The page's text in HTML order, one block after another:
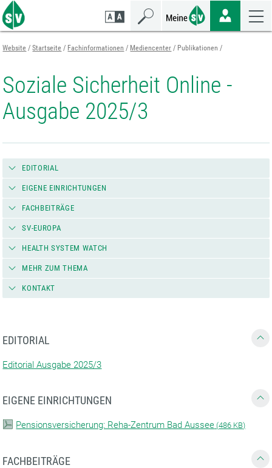
Zum
Seiteninhalt
springen
Zur
Navigation
springen
Zur
Mobilen
Navigation
springen
Website Startseite Fachinformationen Mediencenter Publikationen
Soziale Sicherheit Online -
Ausgabe 2025/3
EDITORIAL
EIGENE EINRICHTUNGEN
FACHBEITRÄGE
SV-EUROPA
HEALTH SYSTEM WATCH
MEHR ZUM THEMA
KONTAKT
EDITORIAL
Editorial Ausgabe 2025/3
EIGENE EINRICHTUNGEN
Pensionsversicherung: Reha-Zentrum Bad Aussee (486 KB)
FACHBEITRÄGE